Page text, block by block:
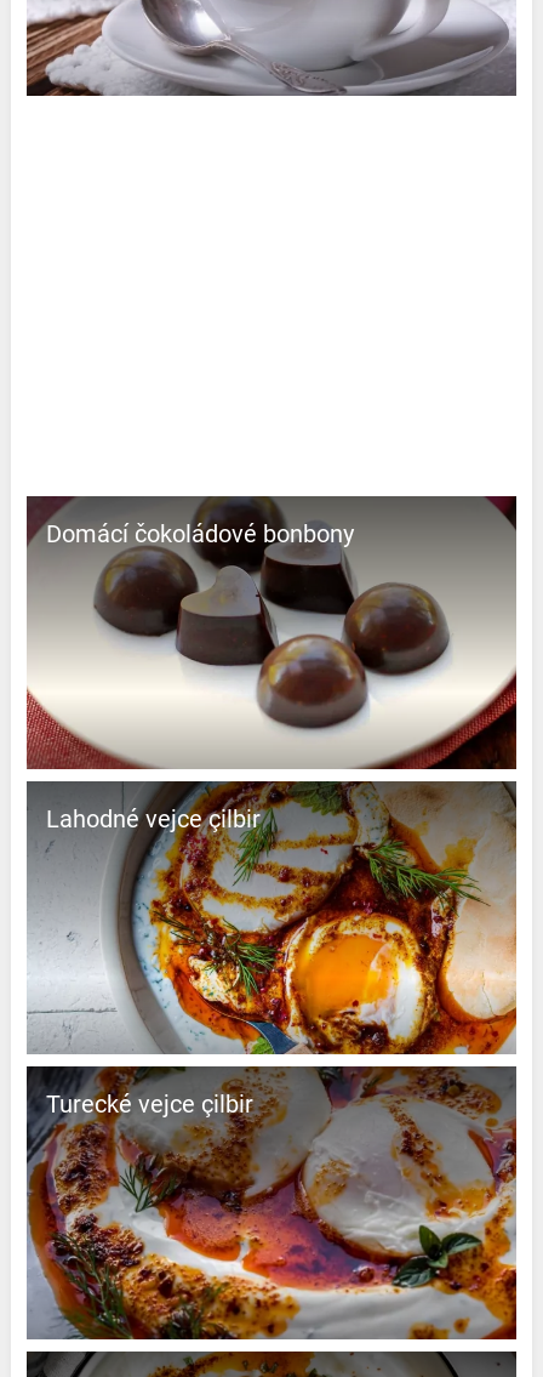
Domácí čokoládové bonbony
Lahodné vejce çilbir
Turecké vejce çilbir